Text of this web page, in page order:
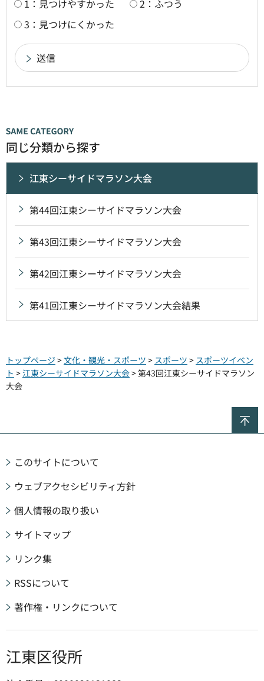
1：見つけやすかった
2：ふつう
3：見つけにくかった
同じ分類から探す
江東シーサイドマラソン大会
第44回江東シーサイドマラソン大会
第43回江東シーサイドマラソン大会
第42回江東シーサイドマラソン大会
第41回江東シーサイドマラソン大会結果
トップページ >文化・観光・スポーツ > スポーツ > スポーツイベン
ト >江東シーサイドマラソン大会> 第43回江東シーサイドマラソン
大会
このサイトについて
ウェブアクセシビリティ方針
個人情報の取り扱い
サイトマップ
リンク集
RSSについて
著作権・リンクについて
江東区役所